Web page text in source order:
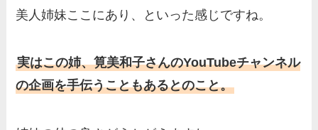
美人姉妹ここにあり、といった感じですね。
実はこの姉、筧美和子さんのYouTubeチャンネル
の企画を手伝うこともあるとのこと。